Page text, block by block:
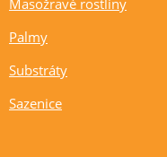
Palmy
Substráty
Sazenice